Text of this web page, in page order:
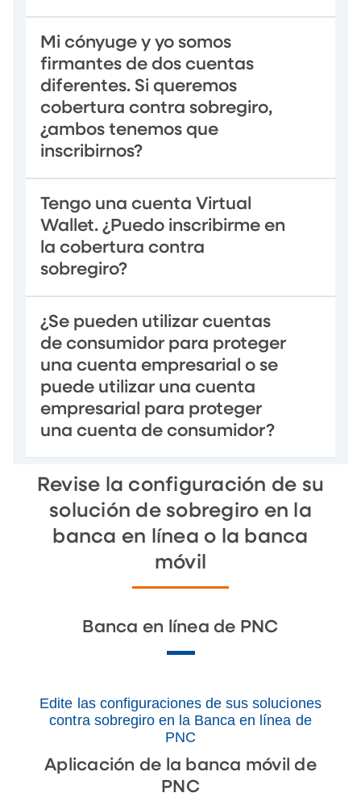
Mi cónyuge y yo somos
firmantes de dos cuentas
diferentes. Si queremos
cobertura contra sobregiro,
¿ambos tenemos que
inscribirnos?
Tengo una cuenta Virtual
Wallet. ¿Puedo inscribirme en
la cobertura contra
sobregiro?
¿Se pueden utilizar cuentas
de consumidor para proteger
una cuenta empresarial o se
puede utilizar una cuenta
empresarial para proteger
una cuenta de consumidor?
Revise la configuración de su
solución de sobregiro en la
banca en línea o la banca
móvil
Banca en línea de PNC
Edite las configuraciones de sus soluciones
contra sobregiro en la Banca en línea de
PNC
Aplicación de la banca móvil de
PNC